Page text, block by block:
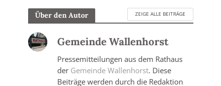
Über den Autor ZEIGE ALLE BEITRÄGE
Gemeinde Wallenhorst
Pressemitteilungen aus dem Rathaus
der Gemeinde Wallenhorst. Diese
Beiträge werden durch die Redaktion